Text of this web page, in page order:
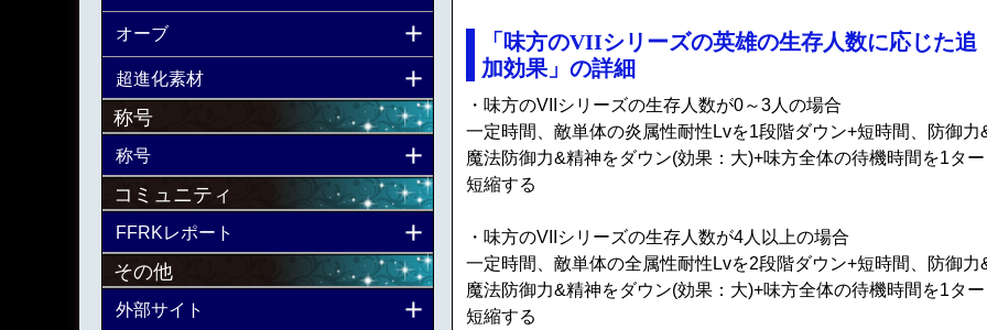
「味方のVIIシリーズの英雄の生存人数に応じた追
加効果」の詳細
・味方のVIIシリーズの生存人数が0～3人の場合
一定時間、敵単体の炎属性耐性Lvを1段階ダウン+短時間、防御力
魔法防御力&精神をダウン(効果：大)+味方全体の待機時間を1タ
短縮する
・味方のVIIシリーズの生存人数が4人以上の場合
一定時間、敵単体の全属性耐性Lvを2段階ダウン+短時間、防御力
魔法防御力&精神をダウン(効果：大)+味方全体の待機時間を1タ
短縮する
オーブ
超進化素材
称号
称号
コミュニティ
FFRKレポート
その他
外部サイト